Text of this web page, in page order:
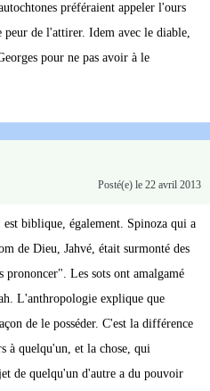
préféraient appeler l'ours
de l'attirer. Idem avec le diable,
pour ne pas avoir à le
Posté(e) le 22 avril 2013
biblique, également. Spinoza qui a
de Dieu, Jahvé, était surmonté des
Les sots ont amalgamé
L'anthropologie explique que
de le posséder. C'est la différence
à quelqu'un, et la chose, qui
de quelqu'un d'autre a du pouvoir